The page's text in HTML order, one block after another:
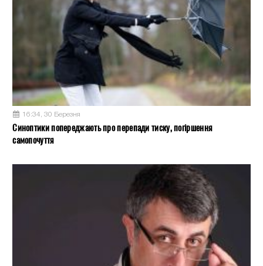
16:34, 30 Березня
Синоптики попереджають про перепади тиску, погіршення
самопочуття